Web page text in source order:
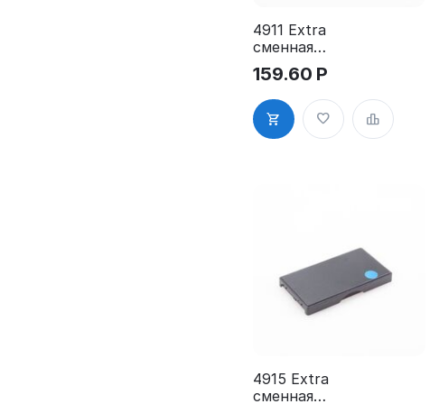
4911 Extra
сменная
штемпельная
подушка для
GRM 4911
Extra DIY
159.60 Р
4915 Extra
сменная